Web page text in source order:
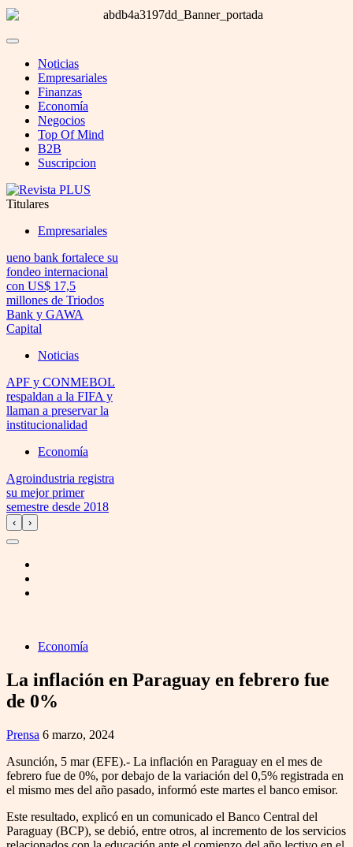
Noticias
Empresariales
Finanzas
Economía
Negocios
Top Of Mind
B2B
Suscripcion
Titulares
Empresariales
ueno bank fortalece su
fondeo internacional
con US$ 17,5
millones de Triodos
Bank y GAWA
Capital
Noticias
APF y CONMEBOL
respaldan a la FIFA y
llaman a preservar la
institucionalidad
Economía
Agroindustria registra
su mejor primer
semestre desde 2018
‹ ›
Economía
La inflación en Paraguay en febrero fue
de 0%
Prensa 6 marzo, 2024
Asunción, 5 mar (EFE).- La inflación en Paraguay en el mes de
febrero fue de 0%, por debajo de la variación del 0,5% registrada en
el mismo mes del año pasado, informó este martes el banco emisor.
Este resultado, explicó en un comunicado el Banco Central del
Paraguay (BCP), se debió, entre otros, al incremento de los servicios